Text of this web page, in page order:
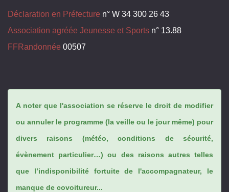
Déclaration en Préfecture n° W 34 300 26 43
Association agréée Jeunesse et Sports n° 13.88
FFRandonnée 00507
A noter que l'association se réserve le droit de modifier
ou annuler le programme (la veille ou le jour même) pour
divers raisons (météo, conditions de sécurité,
évènement particulier…) ou des raisons autres telles
que l’indisponibilité fortuite de l'accompagnateur, le
manque de covoitureur...